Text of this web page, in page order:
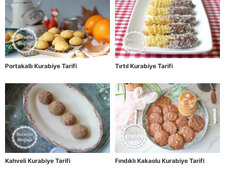
Portakallı Kurabiye Tarifi Tırtıl Kurabiye Tarifi
Kahveli Kurabiye Tarifi Fındıklı Kakaolu Kurabiye Tarifi